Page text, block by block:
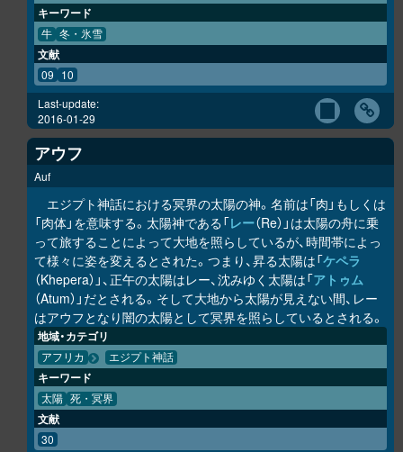
キーワード
牛 冬・氷雪
文献
09 10
Last-update:
2016-01-29
アウフ
Auf
エジプト神話における冥界の太陽の神。名前は「肉」もしくは
「肉体」を意味する。太陽神である「レー（Re）」は太陽の舟に乗
って旅することによって大地を照らしているが、時間帯によっ
て様々に姿を変えるとされた。つまり、昇る太陽は「ケペラ
（Khepera）」、正午の太陽はレー、沈みゆく太陽は「アトゥム
（Atum）」だとされる。そして大地から太陽が見えない間、レー
はアウフとなり闇の太陽として冥界を照らしているとされる。
地域・カテゴリ
アフリカ エジプト神話
キーワード
太陽 死・冥界
文献
30